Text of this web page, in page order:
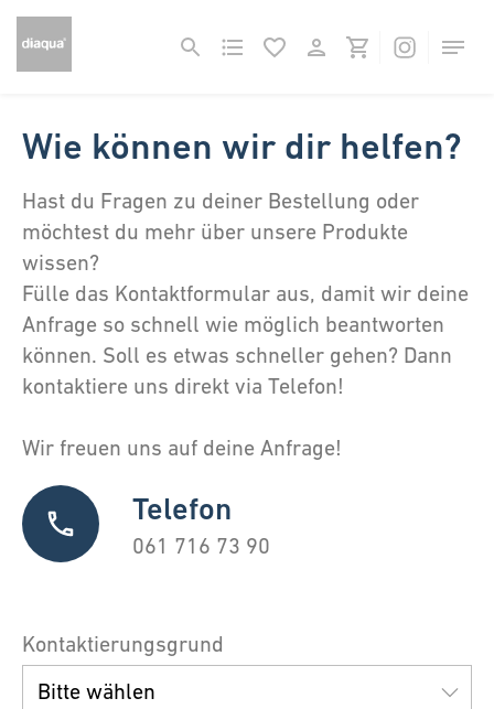
Wie können wir dir helfen?
Hast du Fragen zu deiner Bestellung oder
möchtest du mehr über unsere Produkte
wissen?
Fülle das Kontaktformular aus, damit wir deine
Anfrage so schnell wie möglich beantworten
können. Soll es etwas schneller gehen? Dann
kontaktiere uns direkt via Telefon!
Wir freuen uns auf deine Anfrage!
Telefon
061 716 73 90
Kontaktierungsgrund